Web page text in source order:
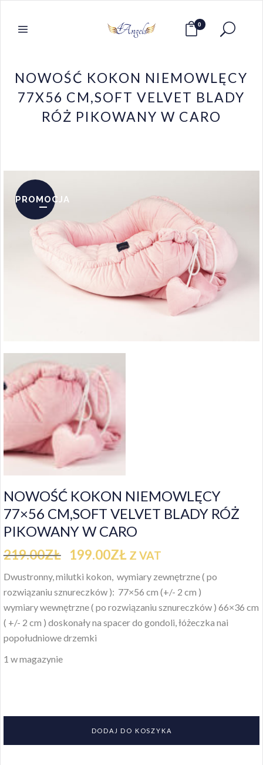
0
NOWOŚĆ KOKON NIEMOWLĘCY
77X56 CM,SOFT VELVET BLADY
RÓŻ PIKOWANY W CARO
PROMOCJA
NOWOŚĆ KOKON NIEMOWLĘCY
77×56 CM,SOFT VELVET BLADY RÓŻ
PIKOWANY W CARO
219.00ZŁ 199.00ZŁ Z VAT
Dwustronny, milutki kokon, wymiary zewnętrzne ( po
rozwiązaniu sznureczków ): 77×56 cm (+/- 2 cm )
wymiary wewnętrzne ( po rozwiązaniu sznureczków ) 66×36 cm
( +/- 2 cm ) doskonały na spacer do gondoli, łóżeczka nai
popołudniowe drzemki
1 w magazynie
DODAJ DO KOSZYKA